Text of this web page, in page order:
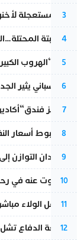
3
عودة مستعجلة
4
أزمة سبتة
5
عملية “الهروب
6
تقرير إسباني
7
أزمة تهز
8
رغم هبوط أسعار
9
من فقدان التوازن
10
المسكوت عنه في
11
بعد حفل الولاء
12
مقاطعة الدفاع تشل محاكمات 410 معتقلين..